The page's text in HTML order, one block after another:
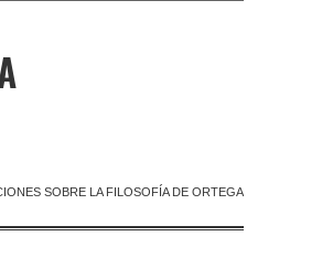
SOBRE LA FILOSOFÍA DE ORTEGA